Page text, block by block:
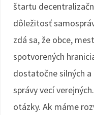
štartu
dôležitosť
zdá sa, že obce,
spotvorených
dostatočne silných
správy vecí
otázky. Ak máme